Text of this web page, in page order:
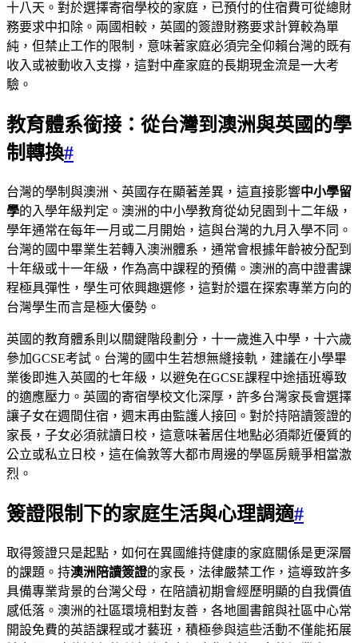
十八天。對於選擇寄宿學校的家庭，已預付的住宿費可從總財
務要求中扣除。兩國相較，英國的簽證財務要求計算較為單
純，但禁止工作的限制，意味著家庭必須完全仰賴台灣的既有
收入或被動收入支撐，這對中產家庭的長期現金流是一大考
驗。
教育體系銜接：從台灣到澳洲與英國的學
制轉換#
台灣的學制與澳洲、英國存在顯著差異，這直接影響中小學留
學的入學年級判定。澳洲的中小學教育從幼兒園到十二年級，
學年通常在每年一月或二月開始，這與台灣的九月入學不同。
台灣的國中畢業生若轉入澳洲體系，通常會根據年齡被分配到
十年級或十一年級，作為高中課程的預備。澳洲的高中證書課
程極具彈性，學生可依興趣選修，這對於還在探索專業方向的
台灣學生而言是極大優勢。
英國的教育體系則以關鍵階段劃分，十一歲進入中學，十六歲
參加GCSE考試。台灣的國中生若想無縫接軌，建議在小學畢
業後即進入英國的七年級，以避免在GCSE課程中途插班導致
的適應壓力。英國的寄宿學校文化深厚，許多台灣家長會選擇
讓子女在週間住宿，週末再由監護人接回。對於持陪讀簽證的
家長，子女必須就讀日校，這意味著居住地點必須鄰近優質的
公立或私立日校，這在倫敦等大都市周邊的學區房競爭相當激
烈。
簽證限制下的家庭生活與心理調適#
取得簽證只是起點，如何在異國維持健康的家庭關係是更深層
的課題。持澳洲陪讀簽證的家長，法律嚴禁工作，這導致許多
具備專業背景的台灣父母，在陪讀初期會經歷明顯的自我價值
感低落。澳洲的社區環境相對友善，各地圖書館與社區中心常
開設免費的英語課程或才藝班，積極參與這些活動不僅能拓展